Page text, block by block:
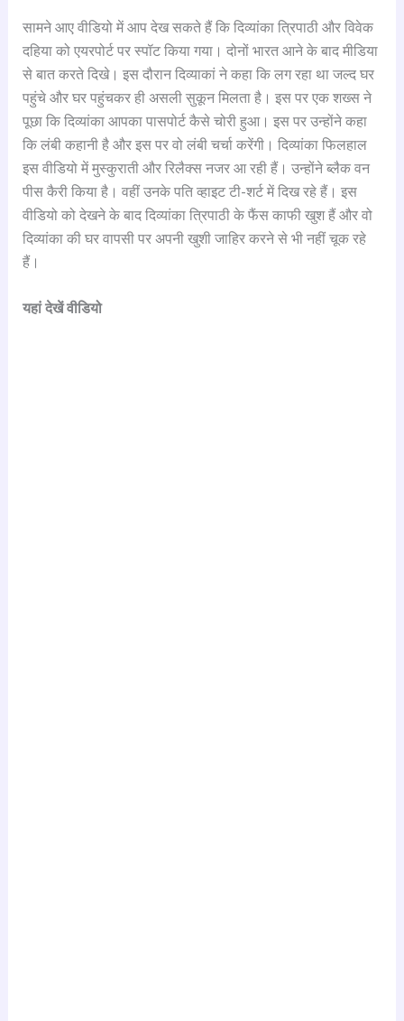
सामने आए वीडियो में आप देख सकते हैं कि दिव्यांका त्रिपाठी और विवेक
दहिया को एयरपोर्ट पर स्पॉट किया गया। दोनों भारत आने के बाद मीडिया
से बात करते दिखे। इस दौरान दिव्याकां ने कहा कि लग रहा था जल्द घर
पहुंचे और घर पहुंचकर ही असली सुकून मिलता है। इस पर एक शख्स ने
पूछा कि दिव्यांका आपका पासपोर्ट कैसे चोरी हुआ। इस पर उन्होंने कहा
कि लंबी कहानी है और इस पर वो लंबी चर्चा करेंगी। दिव्यांका फिलहाल
इस वीडियो में मुस्कुराती और रिलैक्स नजर आ रही हैं। उन्होंने ब्लैक वन
पीस कैरी किया है। वहीं उनके पति व्हाइट टी-शर्ट में दिख रहे हैं। इस
वीडियो को देखने के बाद दिव्यांका त्रिपाठी के फैंस काफी खुश हैं और वो
दिव्यांका की घर वापसी पर अपनी खुशी जाहिर करने से भी नहीं चूक रहे
हैं।
यहां देखें वीडियो